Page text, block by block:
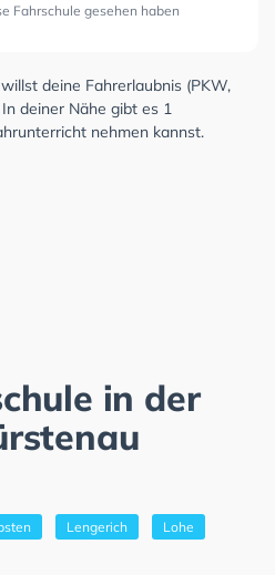
Fahrschule gesehen haben
deine Fahrerlaubnis (PKW,
deiner Nähe gibt es 1
nehmen kannst.
in der
Lengerich Lohe